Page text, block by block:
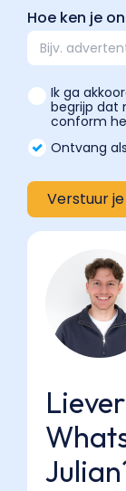
Hoe ken je
Ik ga
begrijp dat
conform
Ontvang